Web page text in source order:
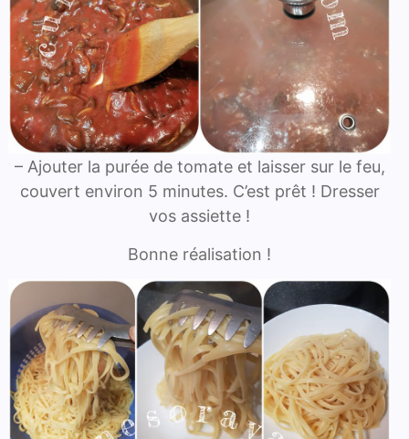
– Ajouter la purée de tomate et laisser sur le feu,
couvert environ 5 minutes. C’est prêt ! Dresser
vos assiette !
Bonne réalisation !